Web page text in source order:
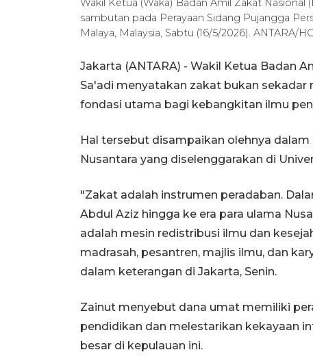
Wakil Ketua (Waka) Badan Amil Zakat
sambutan pada Perayaan Sidang Pujangga
Malaya, Malaysia, Sabtu (16/5/2026). ANTARA/
Jakarta (ANTARA) - Wakil Ketua Badan
Sa'adi menyatakan zakat bukan sekadar
fondasi utama bagi kebangkitan ilmu
Hal tersebut disampaikan olehnya
Nusantara yang diselenggarakan di
"Zakat adalah instrumen peradaban.
Abdul Aziz hingga ke era para ulama
adalah mesin redistribusi ilmu dan
madrasah, pesantren, majlis ilmu, dan
dalam keterangan di Jakarta, Senin.
Zainut menyebut dana umat memiliki
pendidikan dan melestarikan kekayaan
besar di kepulauan ini.